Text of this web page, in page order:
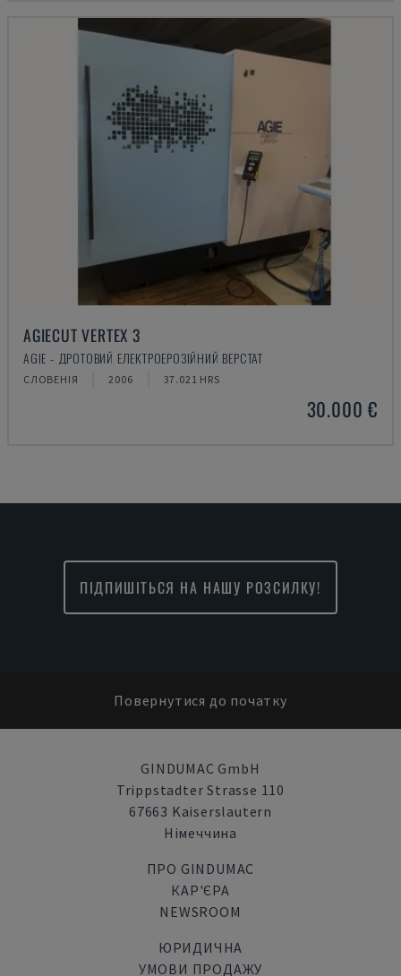
AGIECUT VERTEX 3
AGIE - ДРОТОВИЙ ЕЛЕКТРОЕРОЗІЙНИЙ ВЕРСТАТ
СЛОВЕНІЯ 2006 37.021 HRS
30.000 €
ПІДПИШІТЬСЯ НА НАШУ РОЗСИЛКУ!
Повернутися до початку
GINDUMAC GmbH
Trippstadter Strasse 110
67663 Kaiserslautern
Німеччина
ПРО GINDUMAC
КАР'ЄРА
NEWSROOM
ЮРИДИЧНА
УМОВИ ПРОДАЖУ